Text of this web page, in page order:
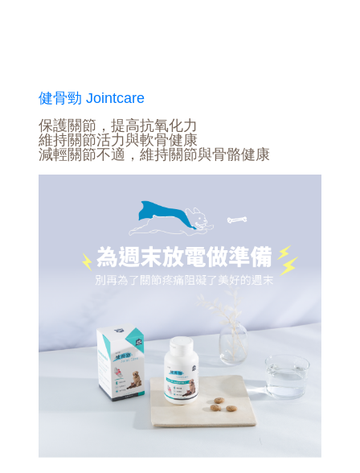
健骨勁 Jointcare
保護關節，提高抗氧化力
維持關節活力與軟骨健康
減輕關節不適，維持關節與骨骼健康